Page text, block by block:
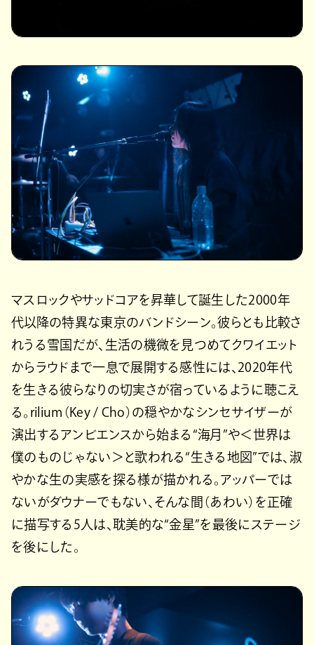
マスロックやサッドコアを昇華して誕生した2000年
代以降の特異な東京のバンドシーン。彼らとも比較さ
れうる雪国だが、生活の機微を見つめてクワイエット
からラウドまで一息で展開する感性には、2020年代
を生きる彼らなりの切実さが宿っているように聴こえ
る。rilium（Key / Cho）の穏やかなシンセサイザーが
演出するアンビエンスから始まる“海月”や＜世界は
僕のものじゃない＞と歌われる“生きる地図”では、淑
やかな生の実感を探る様が描かれる。アッパーでは
ないがダウナーでもない、そんな間（あわい）を正確
に描写する5人は、耽美的な“金星”を最後にステージ
を後にした。